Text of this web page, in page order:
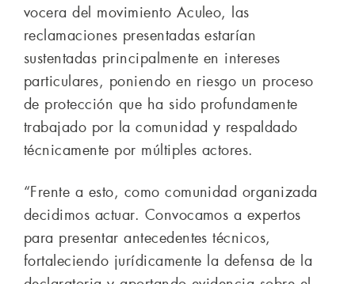
vocera del movimiento Aculeo, las
reclamaciones presentadas estarían
sustentadas principalmente en intereses
particulares, poniendo en riesgo un proceso
de protección que ha sido profundamente
trabajado por la comunidad y respaldado
técnicamente por múltiples actores.
“Frente a esto, como comunidad organizada
decidimos actuar. Convocamos a expertos
para presentar antecedentes técnicos,
fortaleciendo jurídicamente la defensa de la